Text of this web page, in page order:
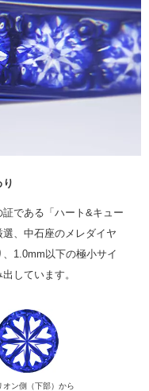
である「ハート&キュー
、中石座のメレダイヤ
1.0mm以下の極小サイ
しています。
オン側（下部）から